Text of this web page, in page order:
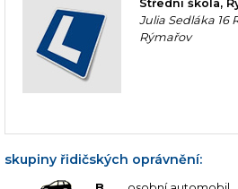
Střední škola,
Julia Sedláka 16
Rýmařov
skupiny řidičských oprávnění: